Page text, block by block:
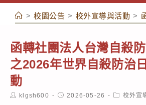
容
> 校園公告 > 校外宣導與活動 >
函轉社團法人台灣自殺
之2026年世界自殺防治
動
Postklgsh600
Post2026-05-26
Post校外宣